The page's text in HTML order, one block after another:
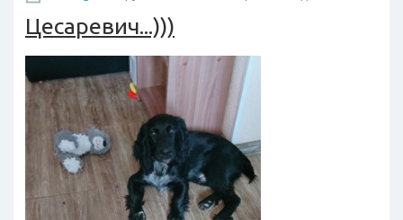
Цесаревич...)))